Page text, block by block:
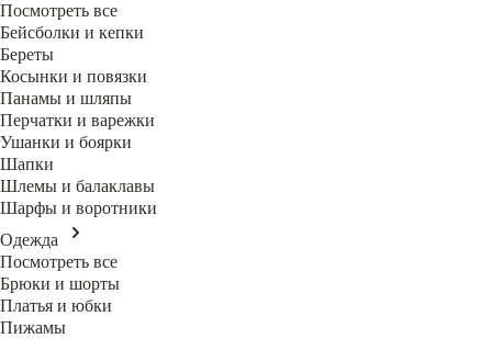
Посмотреть все
Бейсболки и кепки
Береты
Косынки и повязки
Панамы и шляпы
Перчатки и варежки
Ушанки и боярки
Шапки
Шлемы и балаклавы
Шарфы и воротники
Одежда
Посмотреть все
Брюки и шорты
Платья и юбки
Пижамы